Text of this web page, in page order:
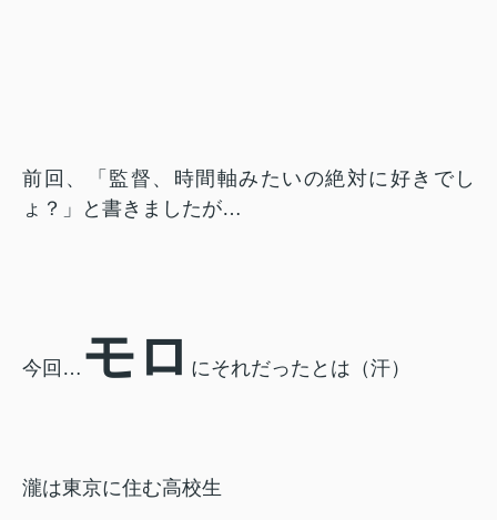
前回、「監督、時間軸みたいの絶対に好きでし
ょ？」と書きましたが…
今回… モロ にそれだったとは（汗）
瀧は東京に住む高校生